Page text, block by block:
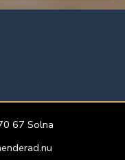
67 Solna